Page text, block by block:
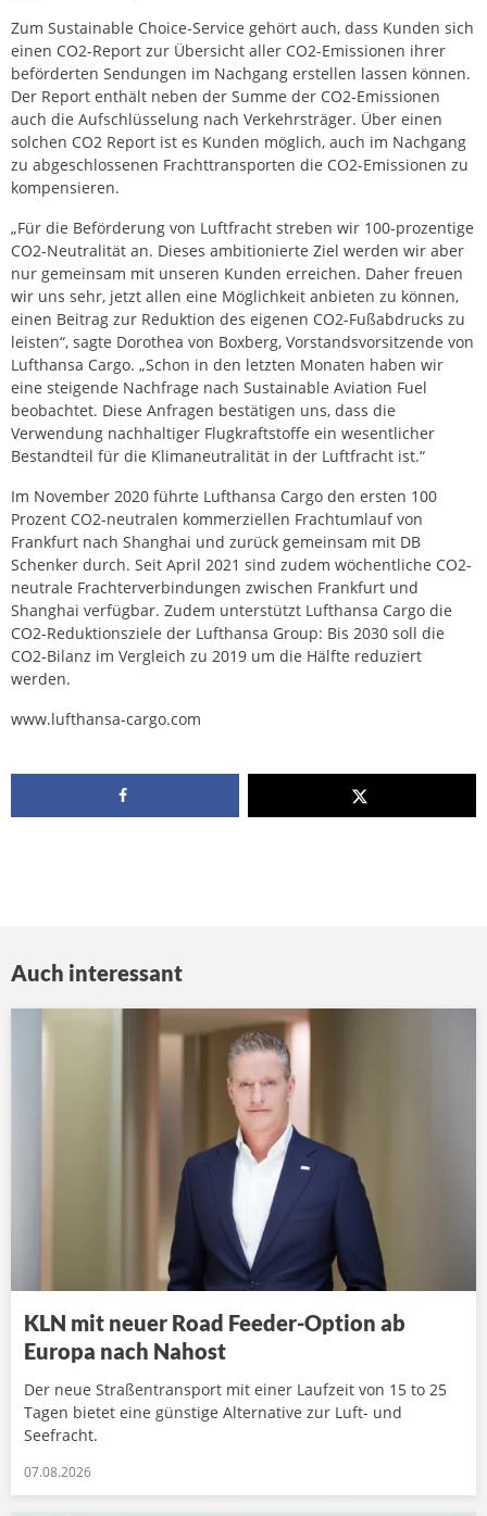
Zum Sustainable Choice-Service gehört auch, dass Kunden sich
einen CO2-Report zur Übersicht aller CO2-Emissionen ihrer
beförderten Sendungen im Nachgang erstellen lassen können.
Der Report enthält neben der Summe der CO2-Emissionen
auch die Aufschlüsselung nach Verkehrsträger. Über einen
solchen CO2 Report ist es Kunden möglich, auch im Nachgang
zu abgeschlossenen Frachttransporten die CO2-Emissionen zu
kompensieren.
„Für die Beförderung von Luftfracht streben wir 100-prozentige
CO2-Neutralität an. Dieses ambitionierte Ziel werden wir aber
nur gemeinsam mit unseren Kunden erreichen. Daher freuen
wir uns sehr, jetzt allen eine Möglichkeit anbieten zu können,
einen Beitrag zur Reduktion des eigenen CO2-Fußabdrucks zu
leisten“, sagte Dorothea von Boxberg, Vorstandsvorsitzende von
Lufthansa Cargo. „Schon in den letzten Monaten haben wir
eine steigende Nachfrage nach Sustainable Aviation Fuel
beobachtet. Diese Anfragen bestätigen uns, dass die
Verwendung nachhaltiger Flugkraftstoffe ein wesentlicher
Bestandteil für die Klimaneutralität in der Luftfracht ist.“
Im November 2020 führte Lufthansa Cargo den ersten 100
Prozent CO2-neutralen kommerziellen Frachtumlauf von
Frankfurt nach Shanghai und zurück gemeinsam mit DB
Schenker durch. Seit April 2021 sind zudem wöchentliche CO2-
neutrale Frachterverbindungen zwischen Frankfurt und
Shanghai verfügbar. Zudem unterstützt Lufthansa Cargo die
CO2-Reduktionsziele der Lufthansa Group: Bis 2030 soll die
CO2-Bilanz im Vergleich zu 2019 um die Hälfte reduziert
werden.
www.lufthansa-cargo.com
Auch interessant
KLN mit neuer Road Feeder-Option ab
Europa nach Nahost
Der neue Straßentransport mit einer Laufzeit von 15 to 25
Tagen bietet eine günstige Alternative zur Luft- und
Seefracht.
07.08.2026